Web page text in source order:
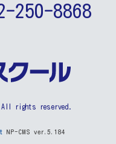
250-8868
All rights reserved.
NP-CMS ver.5.184